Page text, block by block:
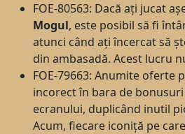
FOE-80563: Dacă ați jucat
Mogul, este posibil să fi
atunci când ați încercat să
din ambasadă. Acest lucru
FOE-79663: Anumite oferte
incorect în bara de
ecranului, duplicând inutil
Acum, fiecare iconiță pe